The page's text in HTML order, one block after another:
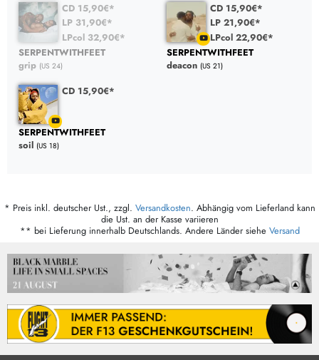
CD 15,90€*
LP 31,90€*
LPcol 32,90€*
SERPENTWITHFEET
grip (US 24)
CD 15,90€*
LP 21,90€*
LPcol 22,90€*
SERPENTWITHFEET
deacon (US 21)
CD 15,90€*
SERPENTWITHFEET
soil (US 18)
* Preis inkl. deutscher Ust., zzgl. Versandkosten. Abhängig vom Lieferland kann
die Ust. an der Kasse variieren
** bei Lieferung innerhalb Deutschlands. Andere Länder siehe Versand